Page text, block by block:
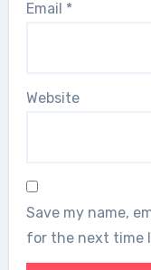
Email *
Website
Save my name,
for the next time